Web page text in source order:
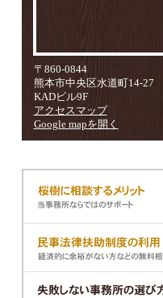
〒860-0844
熊本市中央区水道町14-27
KADビル9F
アクセスマップ
Google mapを開く